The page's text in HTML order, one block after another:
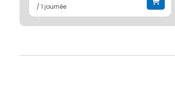
/ 1 journée